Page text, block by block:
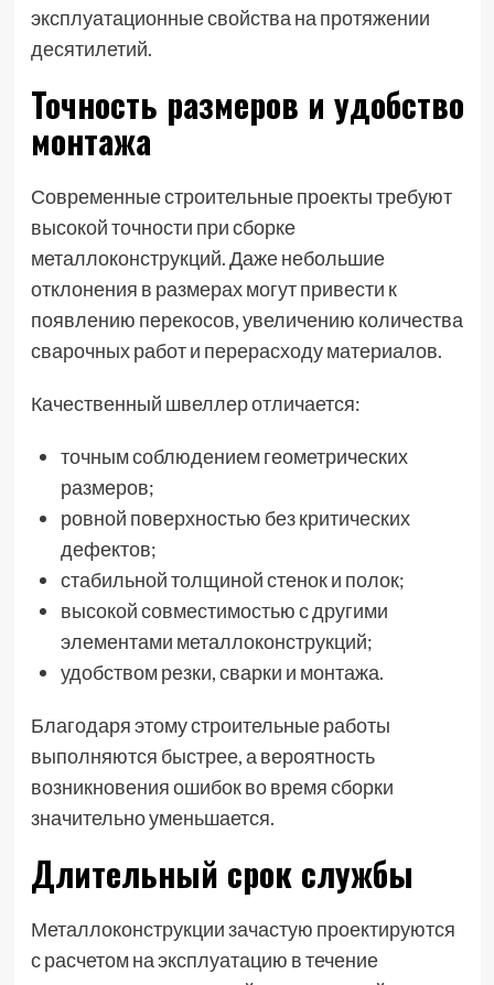
эксплуатационные свойства на протяжении
десятилетий.
Точность размеров и удобство
монтажа
Современные строительные проекты требуют
высокой точности при сборке
металлоконструкций. Даже небольшие
отклонения в размерах могут привести к
появлению перекосов, увеличению количества
сварочных работ и перерасходу материалов.
Качественный швеллер отличается:
точным соблюдением геометрических
размеров;
ровной поверхностью без критических
дефектов;
стабильной толщиной стенок и полок;
высокой совместимостью с другими
элементами металлоконструкций;
удобством резки, сварки и монтажа.
Благодаря этому строительные работы
выполняются быстрее, а вероятность
возникновения ошибок во время сборки
значительно уменьшается.
Длительный срок службы
Металлоконструкции зачастую проектируются
с расчетом на эксплуатацию в течение